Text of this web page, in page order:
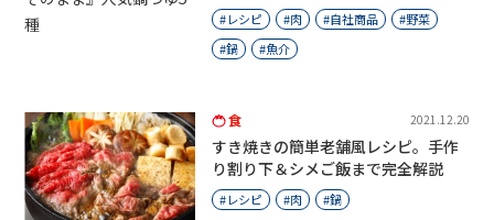
レシピ 肉 自社商品
野菜
鍋
魚介
食 2021.12.20
すき焼きの簡単老舗風レシピ。手作
り割り下＆シメご飯まで完全解説
レシピ 肉 鍋